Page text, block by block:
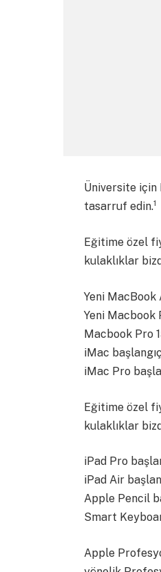
Üniversite için
tasarruf edin.1
Eğitime özel
kulaklıklar
Yeni MacBook
Yeni Macbook
Macbook Pro
iMac
iMac Pro
Eğitime özel
kulaklıklar
iPad Pro
iPad Air
Apple Pencil
Smart
Apple